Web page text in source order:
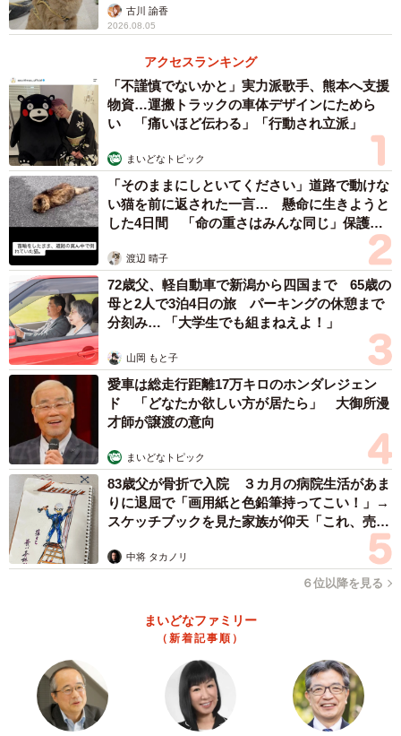
古川 諭香
2026.08.05
アクセスランキング
「不謹慎でないかと」実力派歌手、熊本へ支援
物資…運搬トラックの車体デザインにためら
い 「痛いほど伝わる」「行動され立派」
まいどなトピック
「そのままにしといてください」道路で動けな
い猫を前に返された一言… 懸命に生きようと
した4日間 「命の重さはみんな同じ」保護団
渡辺 晴子
72歳父、軽自動車で新潟から四国まで 65歳の
母と2人で3泊4日の旅 パーキングの休憩まで
分刻み… 「大学生でも組まねえよ！」
山岡 もと子
愛車は総走行距離17万キロのホンダレジェン
ド 「どなたか欲しい方が居たら」 大御所漫
才師が譲渡の意向
まいどなトピック
83歳父が骨折で入院 ３カ月の病院生活があま
りに退屈で「画用紙と色鉛筆持ってこい！」→
スケッチブックを見た家族が仰天「これ、売れ
中将 タカノリ
６位以降を見る
まいどなファミリー
（新着記事順）